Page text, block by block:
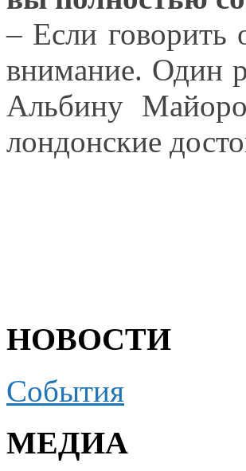
– Если говорить
внимание. Один
Альбину
лондонские
НОВОСТИ
События
МЕДИА